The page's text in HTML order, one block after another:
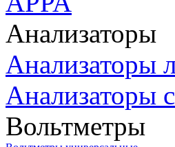
Анализаторы
Анализаторы
Анализаторы
Вольтметры